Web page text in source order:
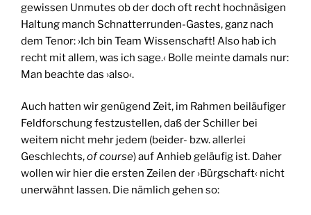
gewissen Unmutes ob der doch oft recht hochnäsigen
Haltung manch Schnatterrunden-Gastes, ganz nach
dem Tenor: ›Ich bin Team Wissenschaft! Also hab ich
recht mit allem, was ich sage.‹ Bolle meinte damals nur:
Man beachte das ›also‹.
Auch hatten wir genügend Zeit, im Rahmen beiläufiger
Feldforschung festzustellen, daß der Schiller bei
weitem nicht mehr jedem (beider- bzw. allerlei
Geschlechts,of course) auf Anhieb geläufig ist. Daher
wollen wir hier die ersten Zeilen der ›Bürgschaft‹ nicht
unerwähnt lassen. Die nämlich gehen so: